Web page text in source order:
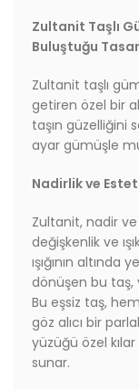
Zultanit Taşlı
Buluştuğu
Zultanit taşlı
getiren özel bir
taşın güzelliğini
ayar gümüşle
Nadirlik ve
Zultanit, nadir
değişkenlik ve
ışığının
dönüşen bu taş,
Bu eşsiz taş,
göz alıcı bir
yüzüğü özel
sunar.